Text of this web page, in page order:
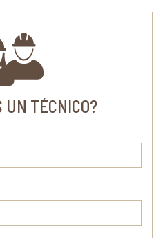
UN TÉCNICO?